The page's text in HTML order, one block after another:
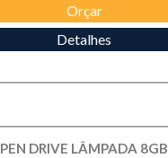
Orçar
Detalhes
PEN DRIVE LÂMPADA 8GB